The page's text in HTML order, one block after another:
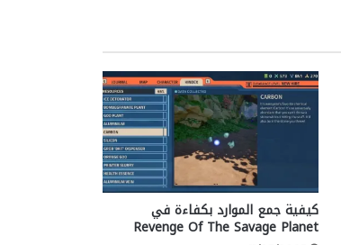
كيفية جمع الموارد بكفاءة في
Revenge Of The Savage Planet